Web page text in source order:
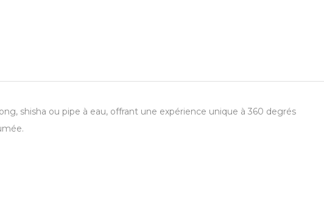
shisha ou pipe à eau, offrant une expérience unique à 360 degrés